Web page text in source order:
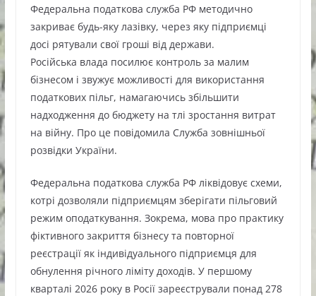
Федеральна податкова служба РФ методично
закриває будь-яку лазівку, через яку підприємці
досі рятували свої гроші від держави.
Російська влада посилює контроль за малим
бізнесом і звужує можливості для використання
податкових пільг, намагаючись збільшити
надходження до бюджету на тлі зростання витрат
на війну. Про це повідомила Служба зовнішньої
розвідки України.
Федеральна податкова служба РФ ліквідовує схеми,
котрі дозволяли підприємцям зберігати пільговий
режим оподаткування. Зокрема, мова про практику
фіктивного закриття бізнесу та повторної
реєстрації як індивідуального підприємця для
обнулення річного ліміту доходів. У першому
кварталі 2026 року в Росії зареєстрували понад 278